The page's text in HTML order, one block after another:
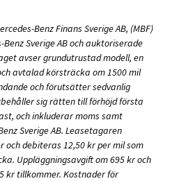
Benz Finans Sverige AB, (MBF)
Sverige AB och auktoriserade
avser grundutrustad modell, en
avtalad körsträcka om 1500 mil
och förutsätter sedvanlig
sig rätten till förhöjd första
och inkluderar moms samt
Sverige AB. Leasetagaren
debiteras 12,50 kr per mil som
Uppläggningsavgift om 695 kr och
kr tillkommer. Kostnader för